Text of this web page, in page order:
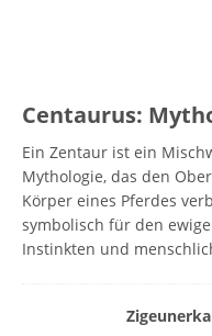
Centaurus:
Ein Zentaur ist ein
Mythologie, das den
Körper eines Pferdes
symbolisch für den
Instinkten und